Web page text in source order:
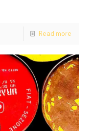
Read more